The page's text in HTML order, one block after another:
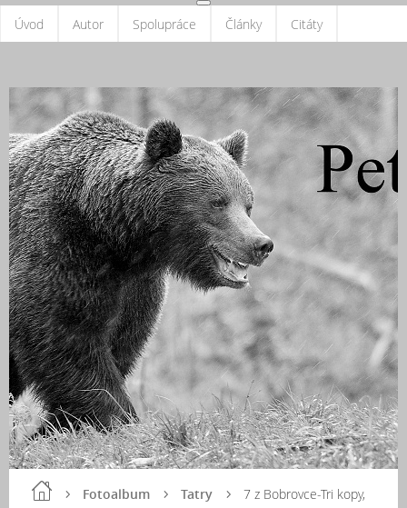
Úvod Autor Spolupráce Články Citáty
Fotoalbum
Tatry
7 z Bobrovce-Tri kopy,